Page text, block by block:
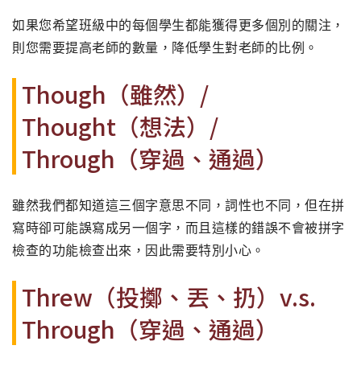
如果您希望班級中的每個學生都能獲得更多個別的關注，
則您需要提高老師的數量，降低學生對老師的比例。
Though（雖然）/
Thought（想法）/
Through（穿過、通過）
雖然我們都知道這三個字意思不同，詞性也不同，但在拼
寫時卻可能誤寫成另一個字，而且這樣的錯誤不會被拼字
檢查的功能檢查出來，因此需要特別小心。
Threw（投擲、丟、扔）v.s.
Through（穿過、通過）